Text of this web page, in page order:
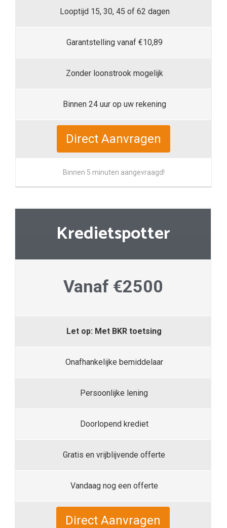
Looptijd 15, 30, 45 of 62 dagen
Garantstelling vanaf €10,89
Zonder loonstrook mogelijk
Binnen 24 uur op uw rekening
Direct Aanvragen
Binnen 5 minuten aangevraagd!
Kredietspotter
Vanaf €2500
Let op: Met BKR toetsing
Onafhankelijke bemiddelaar
Persoonlijke lening
Doorlopend krediet
Gratis en vrijblijvende offerte
Vandaag nog een offerte
Direct Aanvragen